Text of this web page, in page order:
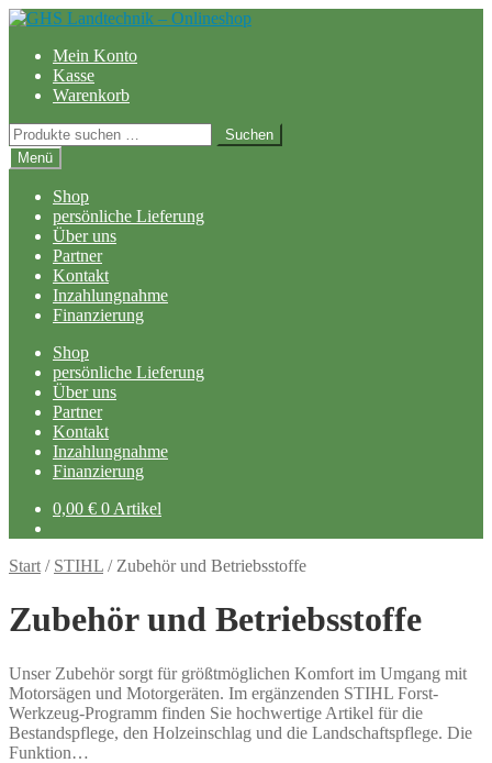
Zur
springen
Zum
springenMein Konto
Kasse
Warenkorb
Suchen
nach:
Suchen
Menü
Shop
persönliche Lieferung
Über uns
Partner
Kontakt
Inzahlungnahme
Finanzierung
Shop
persönliche Lieferung
Über uns
Partner
Kontakt
Inzahlungnahme
Finanzierung
0,00 € 0 Artikel
Start / STIHL / Zubehör und Betriebsstoffe
Zubehör und Betriebsstoffe
Unser Zubehör sorgt für größtmöglichen Komfort im Umgang mit
Motorsägen und Motorgeräten. Im ergänzenden STIHL Forst-
Werkzeug-Programm finden Sie hochwertige Artikel für die
Bestandspflege, den Holzeinschlag und die Landschaftspflege. Die
Funktion…